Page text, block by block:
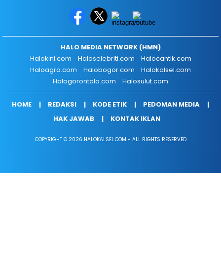
HALO MEDIA NETWORK (HMN)
Halokini.com
Haloselebriti.com
Halocantik.com
Haloagro.com
Halobogor.com
Halokalsel.com
Halogorontalo.com
Halosulut.com
HOME REDAKSI KODE ETIK
PEDOMAN MEDIA
HAK JAWAB
KONTAK IKLAN
COPYRIGHT © 2026 HALOKALSEL.COM - ALL RIGHTS RESERVED